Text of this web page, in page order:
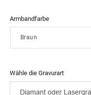
Armbandfarbe
Wähle die Gravurart